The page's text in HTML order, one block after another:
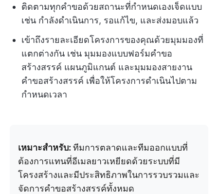
ติดตามทุกคำขอด้วยสถานะที่กำหนดเองเจ็ดแบบ
เช่น กำลังดำเนินการ, รอแก้ไข, และส่งมอบแล้ว
เข้าถึงรายละเอียดโครงการของคุณด้วยมุมมองที่
แตกต่างกัน เช่น มุมมองแบบฟอร์มคำขอ
สร้างสรรค์ แผนภูมิแกนต์ และมุมมองสายงาน
คำขอสร้างสรรค์ เพื่อให้โครงการดำเนินไปตาม
กำหนดเวลา
เหมาะสำหรับ: ทีมการตลาดและทีมออกแบบที่
ต้องการแทนที่อีเมลยาวเหยียดด้วยระบบที่มี
โครงสร้างและมีประสิทธิภาพในการรวบรวมและ
จัดการคำขอสร้างสรรค์ทั้งหมด